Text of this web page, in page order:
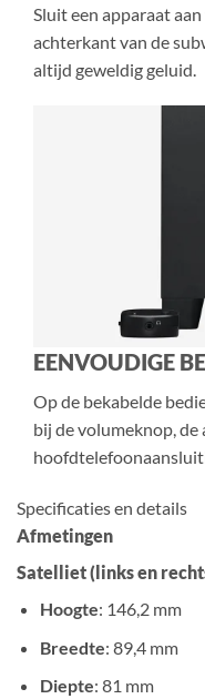
Sluit een apparaat
achterkant van de
altijd geweldig geluid.
EENVOUDIGE
Op de bekabelde
bij de volumeknop,
Specificaties en details
Afmetingen
Satelliet (links en
Hoogte: 146,2 mm
Breedte: 89,4 mm
Diepte: 81 mm